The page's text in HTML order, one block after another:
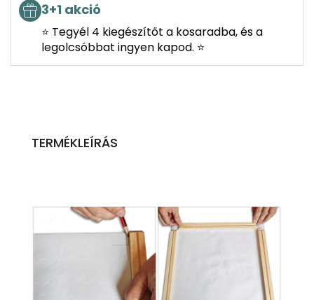
3+1 akció
⭐ Tegyél 4 kiegészítőt a kosaradba, és a
legolcsóbbat ingyen kapod. ⭐
TERMÉKLEÍRÁS